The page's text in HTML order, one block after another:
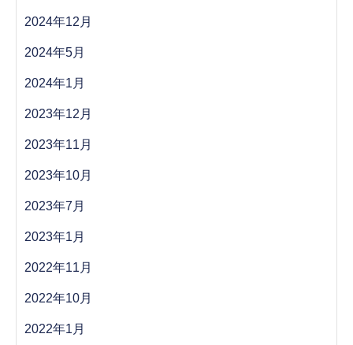
2024年12月
2024年5月
2024年1月
2023年12月
2023年11月
2023年10月
2023年7月
2023年1月
2022年11月
2022年10月
2022年1月